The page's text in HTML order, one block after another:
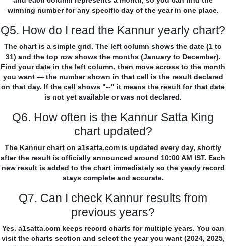
winning number for any specific day of the year in one place.
Q5. How do I read the Kannur yearly chart?
The chart is a simple grid. The left column shows the date (1 to
31) and the top row shows the months (January to December).
Find your date in the left column, then move across to the month
you want — the number shown in that cell is the result declared
on that day. If the cell shows "--" it means the result for that date
is not yet available or was not declared.
Q6. How often is the Kannur Satta King
chart updated?
The Kannur chart on a1satta.com is updated every day, shortly
after the result is officially announced around 10:00 AM IST. Each
new result is added to the chart immediately so the yearly record
stays complete and accurate.
Q7. Can I check Kannur results from
previous years?
Yes. a1satta.com keeps record charts for multiple years. You can
visit the charts section and select the year you want (2024, 2025,